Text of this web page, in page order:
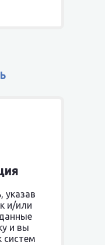
указав
и/или
и вы
систем